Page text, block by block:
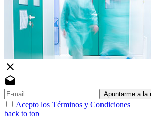
close
drafts
Apuntarme a la
Acepto los Términos y Condiciones
back to top